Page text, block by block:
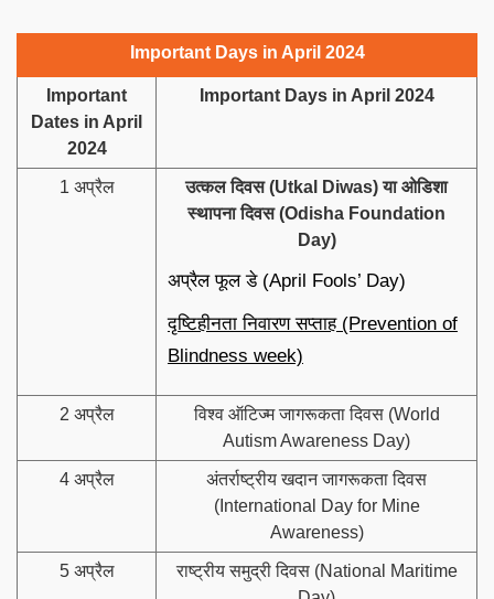
Important Days in April 2024
Important
Dates in April
2024
Important Days in April 2024
1 अप्रैल
उत्कल दिवस (Utkal Diwas) या ओडिशा
स्थापना दिवस (Odisha Foundation
Day)
अप्रैल फूल डे (April Fools’ Day)
दृष्टिहीनता निवारण सप्ताह (Prevention of
Blindness week)
2 अप्रैल
विश्व ऑटिज्म जागरूकता दिवस (World
Autism Awareness Day)
4 अप्रैल
अंतर्राष्ट्रीय खदान जागरूकता दिवस
(International Day for Mine
Awareness)
5 अप्रैल
राष्ट्रीय समुद्री दिवस (National Maritime